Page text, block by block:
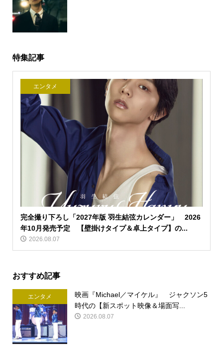
特集記事
エンタメ
完全撮り下ろし「2027年版 羽生結弦カレンダー」 2026
年10月発売予定 【壁掛けタイプ＆卓上タイプ】の...
2026.08.07
おすすめ記事
エンタメ
映画『Michael／マイケル』 ジャクソン5
時代の【新スポット映像＆場面写...
2026.08.07